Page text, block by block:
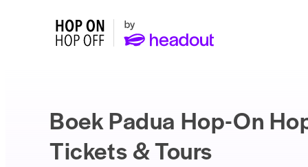
Boek Padua Hop-On
Tickets & Tours